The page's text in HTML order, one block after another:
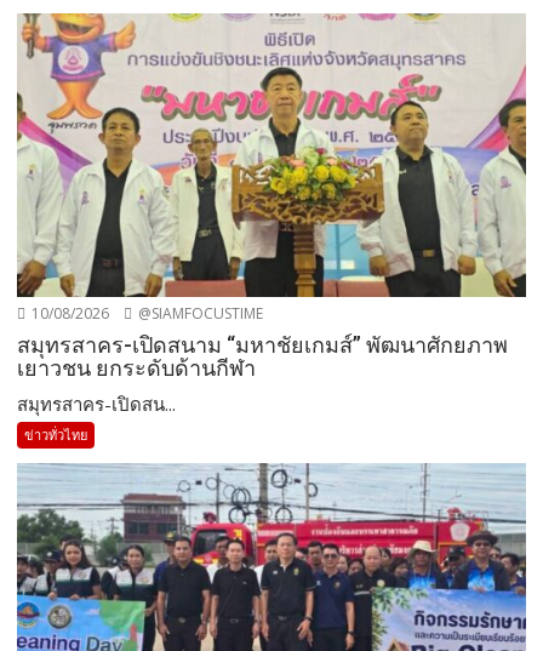
10/08/2026 @SIAMFOCUSTIME
สมุทรสาคร-เปิดสนาม “มหาชัยเกมส์” พัฒนาศักยภาพ
เยาวชน ยกระดับด้านกีฬา
สมุทรสาคร-เปิดสน...
ข่าวทั่วไทย